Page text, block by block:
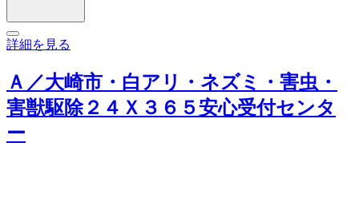
詳細を見る
Ａ／大崎市・白アリ・ネズミ・害虫・
害獣駆除２４Ｘ３６５安心受付センタ
ー